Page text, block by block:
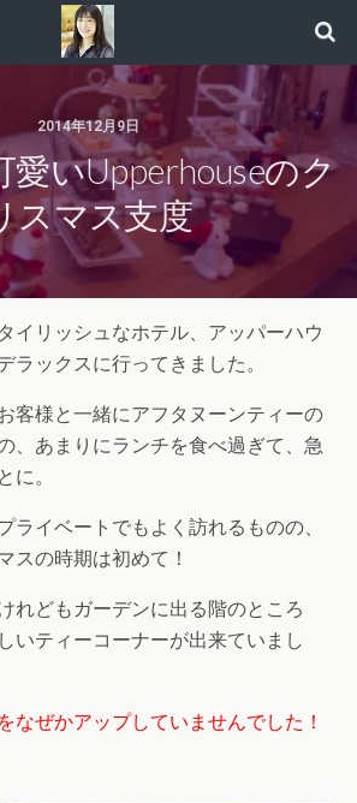
2014年12月9日
愛いUpperhouseのク
スマス支度
イリッシュなホテル、アッパーハウ
ラックスに行ってきました。
客様と一緒にアフタヌーンティーの
、あまりにランチを食べ過ぎて、急
に。
ライベートでもよく訪れるものの、
スの時期は初めて！
れどもガーデンに出る階のところ
いティーコーナーが出来ていまし
なぜかアップしていませんでした！